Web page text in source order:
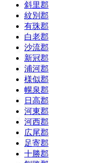
斜里郡
紋別郡
有珠郡
白老郡
沙流郡
新冠郡
浦河郡
様似郡
幌泉郡
日高郡
河東郡
河西郡
広尾郡
足寄郡
十勝郡